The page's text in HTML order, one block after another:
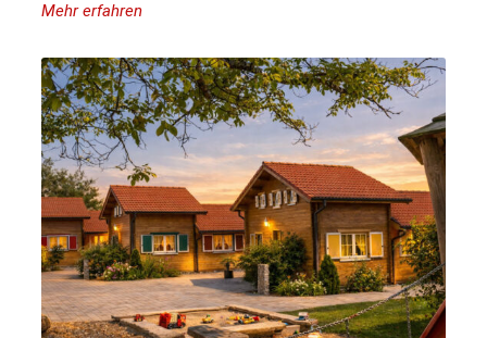
Mehr erfahren